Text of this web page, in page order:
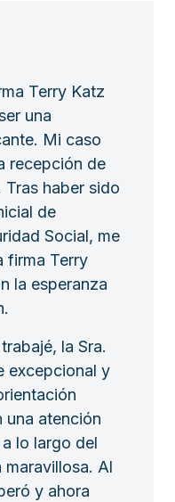
Terry Katz
una
Mi caso
recepción de
Tras haber sido
de
Social, me
firma Terry
la esperanza
la Sra.
excepcional y
una atención
lo largo del
maravillosa. Al
y ahora